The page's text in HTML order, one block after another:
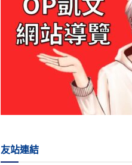
友站連結